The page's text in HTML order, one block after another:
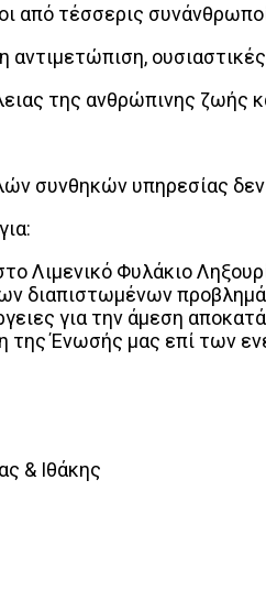
από τέσσερις
της ανθρώπινης ζωής
συνθηκών υπηρεσίας
Λιμενικό Φυλάκιο
διαπιστωμένων
για την άμεση
της Ένωσής μας επί των
& Ιθάκης